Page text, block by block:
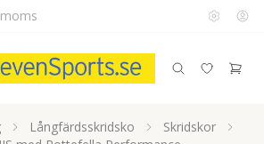
Långfärdsskridsko
Skridskor